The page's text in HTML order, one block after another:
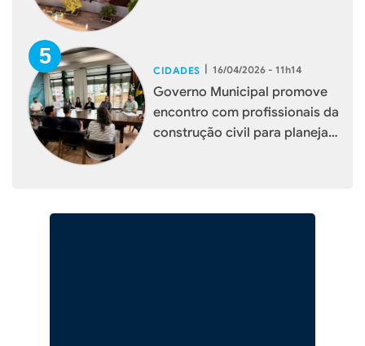
CIDADES | 16/04/2026 - 11h14
Governo Municipal promove
encontro com profissionais da
construção civil para planejar